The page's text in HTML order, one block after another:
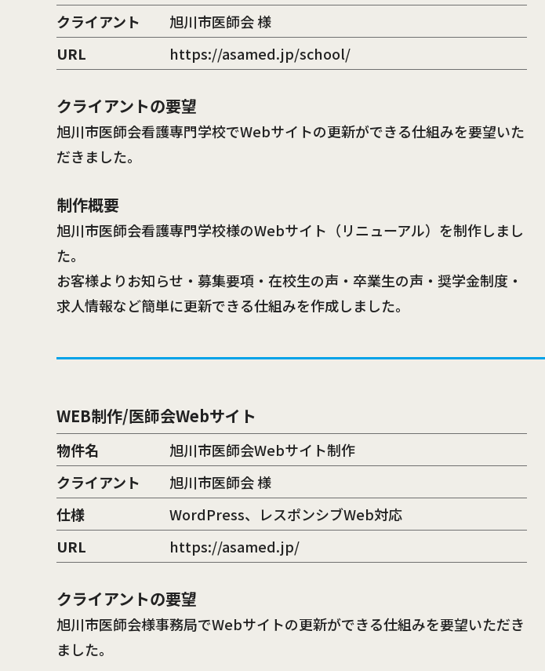
クライアント
旭川市医師会 様
URL
https://asamed.jp/school/
クライアントの要望
旭川市医師会看護専門学校でWebサイトの更新ができる仕組みを要望いた
だきました。
制作概要
旭川市医師会看護専門学校様のWebサイト（リニューアル）を制作しまし
た。
お客様よりお知らせ・募集要項・在校生の声・卒業生の声・奨学金制度・
求人情報など簡単に更新できる仕組みを作成しました。
WEB制作/医師会Webサイト
物件名
旭川市医師会Webサイト制作
クライアント
旭川市医師会 様
仕様
WordPress、レスポンシブWeb対応
URL
https://asamed.jp/
クライアントの要望
旭川市医師会様事務局でWebサイトの更新ができる仕組みを要望いただき
ました。